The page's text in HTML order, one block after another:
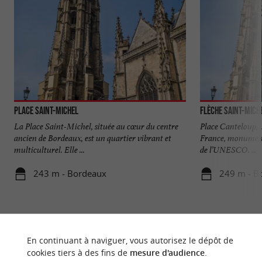
Place Saint-Michel
La Place Saint-Michel, située au cœur du centre
ancien de Bordeaux, est un quartier vibrant et
multiculturel. Elle ...
243 m - Bordeaux
Flèche Saint-
Place Canteloup,
France,
de l’UNESCO. ...
249 m -
En continuant à naviguer, vous autorisez le dépôt de
cookies tiers à des fins de mesure d'audience.